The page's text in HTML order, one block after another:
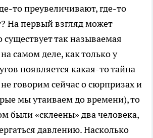
то преувеличивают, где-то
На первый взгляд может
существует так называемая
самом деле, как только у
появляется какая-то тайна
говорим сейчас о сюрпризах и
мы утаиваем до времени), то
были «склеены» два человека,
давлению. Насколько